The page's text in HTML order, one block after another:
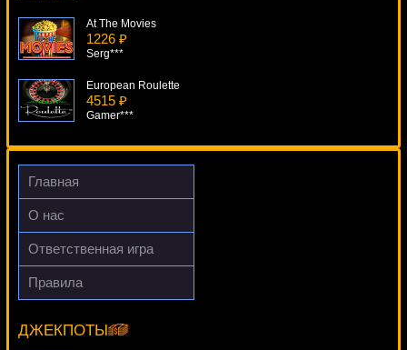
At The Movies
1226 ₽
Serg***
European Roulette
4515 ₽
Gamer***
100 Ladies
3776 ₽
drink***
Главная
О нас
Ответственная игра
Правила
ДЖЕКПОТЫ
Bella Donna
beautif***